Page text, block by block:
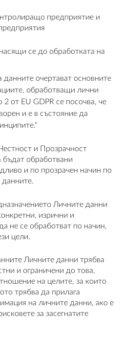
предприятие и
се до обработката на
очертават основните
обработващи лични
от EU GDPR се посочва, че
и е в състояние да
и Прозрачност
обработвани
и по прозрачен начин по
Личните данни
изрични и
не се обработват по начин,
цели.
Личните данни трябва
и ограничени до това,
на целите, за които
трябва да прилага
на личните данни, ако е
за засегнатите